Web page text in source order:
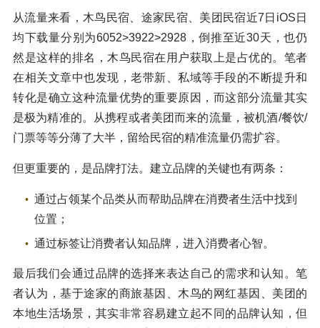
从流量来看，木鸟民宿、途家民宿、美团民宿近7日iOS日
均下载量分别为6052>3922>2928，倒推至近30天，也仍
然是这样的排名，木鸟民宿在用户获取上是占优的。笔者
在相关文章中也发现，老带新、私域等手段的不断提升和
转化是确立这种流量优势的重要原因，而这部分流量其实
是极为精准的。从携程或者美团而来的流量，被机酒/餐饮/
门票等等分薄了大半，留给民宿的精准流量仍需扩容。
但更重要的，是品牌打法。建立品牌的关键也有两条：
通过占领某个品类从而帮助品牌在消费者生活中找到
位置；
通过标签让消费者认知品牌，进入消费者心智。
最后我们会通过品牌的选择来表达自己的需求和认知。笔
者认为，基于途家的商旅基因、木鸟的网红基因、美团的
本地生活场景，其实非常容易建立起不同的品牌认知，但